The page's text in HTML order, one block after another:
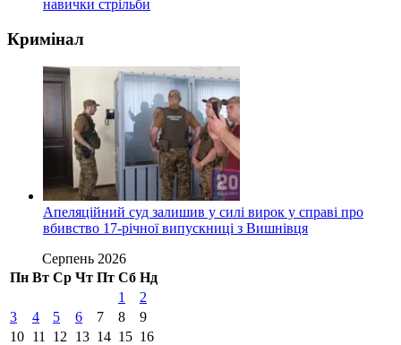
навички стрільби
Кримінал
Апеляційний суд залишив у силі вирок у справі про
вбивство 17-річної випускниці з Вишнівця
Серпень 2026
Пн Вт Ср Чт Пт Сб Нд
1
2
3
4 5 6 7 8
9
10 11 12 13 14 15 16